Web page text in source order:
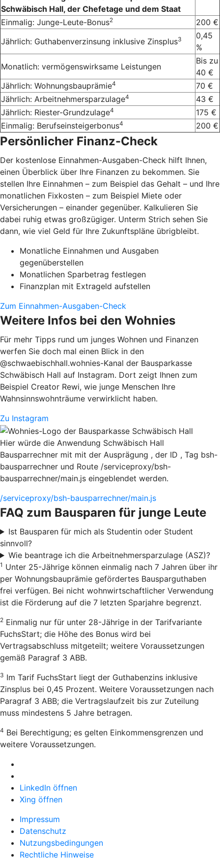
Schwäbisch Hall, der Chefetage und dem Staat
Einmalig: Junge-Leute-Bonus2
200 €
Jährlich: Guthabenverzinsung inklusive Zinsplus3
0,45
%
Monatlich: vermögenswirksame Leistungen
Bis zu
40 €
Jährlich: Wohnungsbauprämie4
70 €
Jährlich: Arbeitnehmersparzulage4
43 €
Jährlich: Riester-Grundzulage4
175 €
Einmalig: Berufseinsteigerbonus4 200 €
Persönlicher Finanz-Check
Der kostenlose Einnahmen-Ausgaben-Check hilft Ihnen,
einen Überblick über Ihre Finanzen zu bekommen. Sie
stellen Ihre Einnahmen – zum Beispiel das Gehalt – und Ihre
monatlichen Fixkosten – zum Beispiel Miete oder
Versicherungen – einander gegenüber. Kalkulieren Sie
dabei ruhig etwas großzügiger. Unterm Strich sehen Sie
dann, wie viel Geld für Ihre Zukunftspläne übrigbleibt.
Monatliche Einnahmen und Ausgaben
gegenüberstellen
Monatlichen Sparbetrag festlegen
Finanzplan mit Extrageld aufstellen
Zum Einnahmen-Ausgaben-Check
Weitere Infos bei den Wohnies
Für mehr Tipps rund um junges Wohnen und Finanzen
werfen Sie doch mal einen Blick in den
@schwaebischhall.wohnies-Kanal der Bausparkasse
Schwäbisch Hall auf Instagram. Dort zeigt Ihnen zum
Beispiel Creator Rewi, wie junge Menschen Ihre
Wahnsinnswohnträume verwirklicht haben.
Zu Instagram
Hier würde die Anwendung Schwäbisch Hall
Bausparrechner mit mit der Ausprägung , der ID , Tag bsh-
bausparrechner und Route /serviceproxy/bsh-
bausparrechner/main.js eingeblendet werden.
/serviceproxy/bsh-bausparrechner/main.js
FAQ zum Bausparen für junge Leute
Ist Bausparen für mich als Studentin oder Student
sinnvoll?
Wie beantrage ich die Arbeitnehmersparzulage (ASZ)?
1 Unter 25-Jährige können einmalig nach 7 Jahren über ihr
per Wohnungsbauprämie gefördertes Bausparguthaben
frei verfügen. Bei nicht wohnwirtschaftlicher Verwendung
ist die Förderung auf die 7 letzten Sparjahre begrenzt.
2 Einmalig nur für unter 28-Jährige in der Tarifvariante
FuchsStart; die Höhe des Bonus wird bei
Vertragsabschluss mitgeteilt; weitere Voraussetzungen
gemäß Paragraf 3 ABB.
3 Im Tarif FuchsStart liegt der Guthabenzins inklusive
Zinsplus bei 0,45 Prozent. Weitere Voraussetzungen nach
Paragraf 3 ABB; die Vertragslaufzeit bis zur Zuteilung
muss mindestens 5 Jahre betragen.
4 Bei Berechtigung; es gelten Einkommensgrenzen und
weitere Voraussetzungen.
LinkedIn öffnen
Xing öffnen
Impressum
Datenschutz
Nutzungsbedingungen
Rechtliche Hinweise